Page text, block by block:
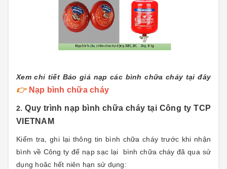
Xem chi tiết Báo giá nạp các bình chữa cháy tại đây
👉 Nạp bình chữa cháy
2.Quy trình nạp bình chữa cháy tại Công ty TCP
VIETNAM
Kiểm tra, ghi lại thông tin bình chữa cháy trước khi nhận
bình về Công ty để nạp sạc lại bình chữa cháy đã qua sử
dụng hoăc hết niên hạn sử dụng: